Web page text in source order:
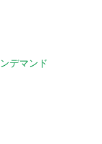
デマンド